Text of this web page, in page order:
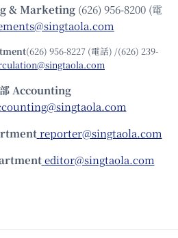
& Marketing (626) 956-8200 (電
(626) 956-8227 (電話) /(626) 239-
Accounting
reporter@singtaola.com
editor@singtaola.com